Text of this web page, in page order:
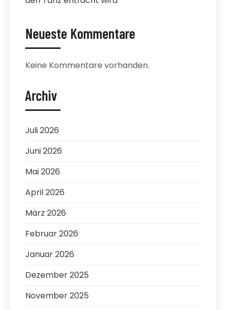
Neueste Kommentare
Keine Kommentare vorhanden.
Archiv
Juli 2026
Juni 2026
Mai 2026
April 2026
März 2026
Februar 2026
Januar 2026
Dezember 2025
November 2025